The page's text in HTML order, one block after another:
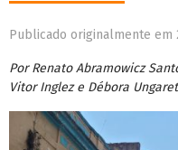
Publicado originalmente em
Por Renato Abramowicz
Vitor Inglez e Débora